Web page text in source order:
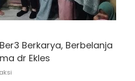
Berkarya, Berbelanja
dr Ekles